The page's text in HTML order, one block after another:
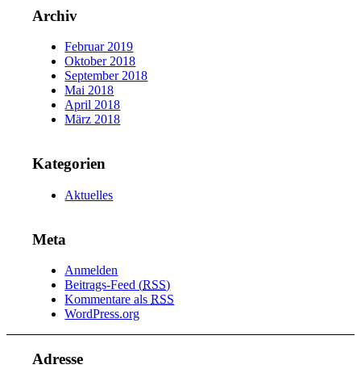
Archiv
Februar 2019
Oktober 2018
September 2018
Mai 2018
April 2018
März 2018
Kategorien
Aktuelles
Meta
Anmelden
Beitrags-Feed (RSS)
Kommentare alsRSS
WordPress.org
Adresse